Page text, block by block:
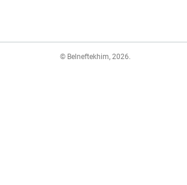
© Belneftekhim, 2026.